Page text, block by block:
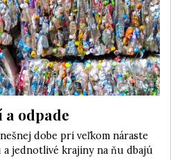
a odpade
dobe pri veľkom náraste
jednotlivé krajiny na ňu dbajú